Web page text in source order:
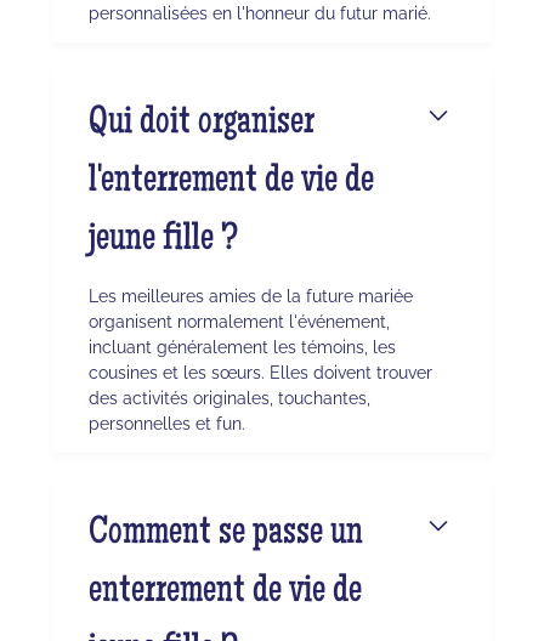
personnalisées en l'honneur du futur marié.
Qui doit organiser
l'enterrement de vie de
jeune fille ?
Les meilleures amies de la future mariée
organisent normalement l'événement,
incluant généralement les témoins, les
cousines et les sœurs. Elles doivent trouver
des activités originales, touchantes,
personnelles et fun.
Comment se passe un
enterrement de vie de